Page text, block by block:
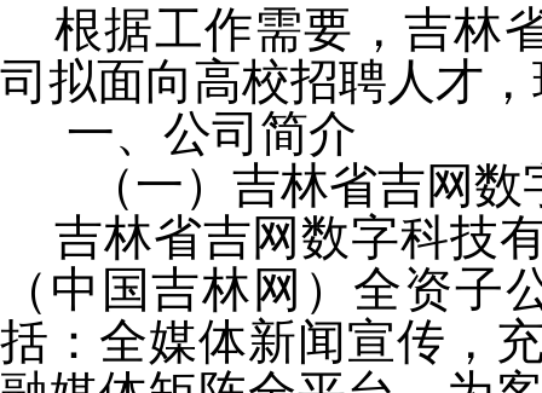
根据工作需要，吉林
司拟面向高校招聘人才
一、公司简介
（一）吉林省吉网数
吉林省吉网数字科技
（中国吉林网）全资子
括：全媒体新闻宣传，